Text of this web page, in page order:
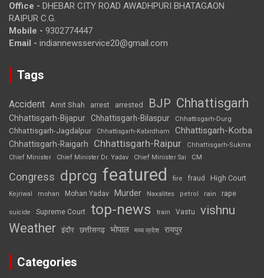
Office - DHEBAR CITY ROAD AWADHPURI BHATAGAON
RAIPUR C.G.
Mobile - 9302774447
Email - indiannewsservice20@gmail.com
Tags
Accident Amit Shah arrest arrested BJP Chhattisgarh
Chhattisgarh-Bijapur Chhattisgarh-Bilaspur Chhattisgarh-Durg
Chhattisgarh-Jagdalpur Chhattisgarh-Kabirdham Chhattisgarh-Korba
Chhattisgarh-Raigarh Chhattisgarh-Raipur
Chhattisgarh-Sukma
Chief Minister
Chief Minister Dr. Yadav Chief Minister Sai CM
Congress dprcg featured fire fraud High Court
Kejriwal mohan Mohan Yadav Murder Naxalites petrol rain rape
suicide Supreme Court top-news train Vastu vishnu
Weather इंदौर छत्तीसगढ़ भोपाल मध्य प्रदेश रायपुर
Categories